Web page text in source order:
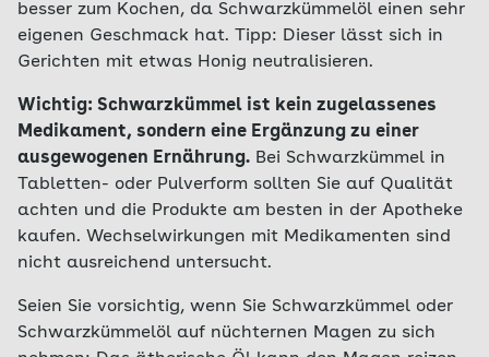
besser zum Kochen, da Schwarzkümmelöl einen sehr
eigenen Geschmack hat. Tipp: Dieser lässt sich in
Gerichten mit etwas Honig neutralisieren.
Wichtig: Schwarzkümmel ist kein zugelassenes
Medikament, sondern eine Ergänzung zu einer
ausgewogenen Ernährung. Bei Schwarzkümmel in
Tabletten- oder Pulverform sollten Sie auf Qualität
achten und die Produkte am besten in der Apotheke
kaufen. Wechselwirkungen mit Medikamenten sind
nicht ausreichend untersucht.
Seien Sie vorsichtig, wenn Sie Schwarzkümmel oder
Schwarzkümmelöl auf nüchternen Magen zu sich